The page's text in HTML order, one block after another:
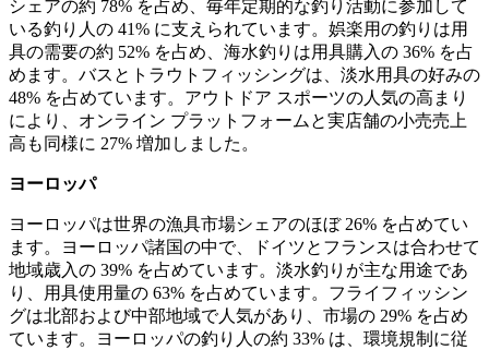
シェアの約 78% を占め、毎年定期的な釣り活動に参加して
いる釣り人の 41% に支えられています。娯楽用の釣りは用
具の需要の約 52% を占め、海水釣りは用具購入の 36% を占
めます。バスとトラウトフィッシングは、淡水用具の好みの
48% を占めています。アウトドア スポーツの人気の高まり
により、オンライン プラットフォームと実店舗の小売売上
高も同様に 27% 増加しました。
ヨーロッパ
ヨーロッパは世界の漁具市場シェアのほぼ 26% を占めてい
ます。ヨーロッパ諸国の中で、ドイツとフランスは合わせて
地域歳入の 39% を占めています。淡水釣りが主な用途であ
り、用具使用量の 63% を占めています。フライフィッシン
グは北部および中部地域で人気があり、市場の 29% を占め
ています。ヨーロッパの釣り人の約 33% は、環境規制に従